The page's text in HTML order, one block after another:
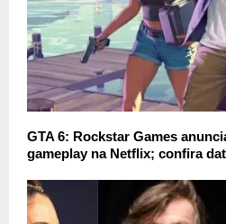
GTA 6: Rockstar Games
gameplay na Netflix; confira